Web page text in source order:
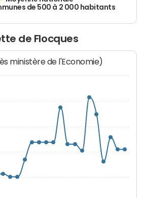
de 500 à 2 000 habitants
de Flocques
ministère de l'Economie)